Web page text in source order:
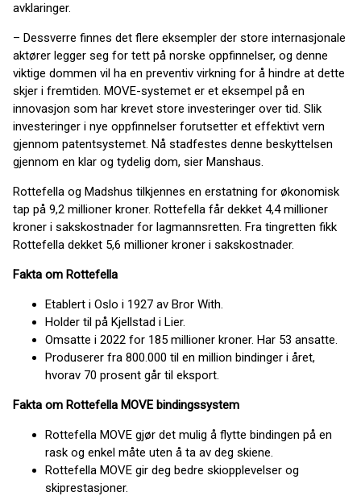
avklaringer.
– Dessverre finnes det flere eksempler der store internasjonale
aktører legger seg for tett på norske oppfinnelser, og denne
viktige dommen vil ha en preventiv virkning for å hindre at dette
skjer i fremtiden. MOVE-systemet er et eksempel på en
innovasjon som har krevet store investeringer over tid. Slik
investeringer i nye oppfinnelser forutsetter et effektivt vern
gjennom patentsystemet. Nå stadfestes denne beskyttelsen
gjennom en klar og tydelig dom, sier Manshaus.
Rottefella og Madshus tilkjennes en erstatning for økonomisk
tap på 9,2 millioner kroner. Rottefella får dekket 4,4 millioner
kroner i sakskostnader for lagmannsretten. Fra tingretten fikk
Rottefella dekket 5,6 millioner kroner i sakskostnader.
Fakta om Rottefella
Etablert i Oslo i 1927 av Bror With.
Holder til på Kjellstad i Lier.
Omsatte i 2022 for 185 millioner kroner. Har 53 ansatte.
Produserer fra 800.000 til en million bindinger i året,
hvorav 70 prosent går til eksport.
Fakta om Rottefella MOVE bindingssystem
Rottefella MOVE gjør det mulig å flytte bindingen på en
rask og enkel måte uten å ta av deg skiene.
Rottefella MOVE gir deg bedre skiopplevelser og
skiprestasjoner.